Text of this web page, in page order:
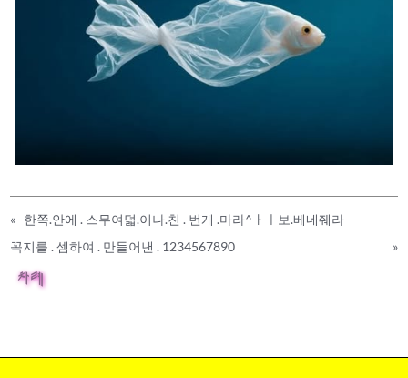
« 한쪽.안에 . 스무여덟.이나.친 . 번개 .마라^ㅏㅣ보.베네줴라
꼭지를 . 셈하여 . 만들어낸 . 1234567890
»
차례